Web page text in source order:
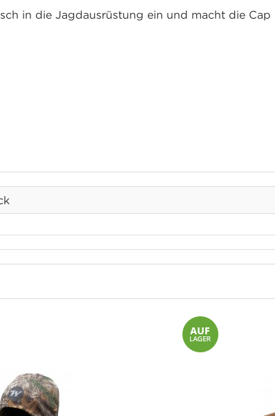
in die Jagdausrüstung ein und macht die Cap